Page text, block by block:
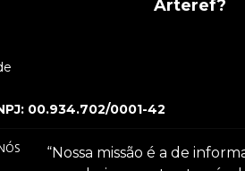
Arteref?
00.934.702/0001-42
“Nossa missão é a de